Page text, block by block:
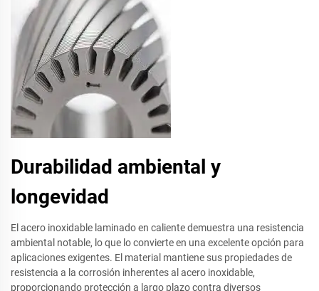
Durabilidad ambiental y
longevidad
El acero inoxidable laminado en caliente demuestra una resistencia
ambiental notable, lo que lo convierte en una excelente opción para
aplicaciones exigentes. El material mantiene sus propiedades de
resistencia a la corrosión inherentes al acero inoxidable,
proporcionando protección a largo plazo contra diversos